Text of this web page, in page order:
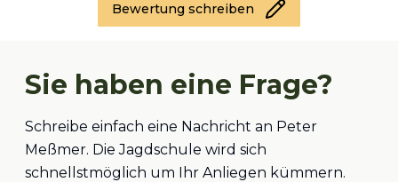
Bewertung schreiben
Sie haben eine Frage?
Schreibe einfach eine Nachricht an Peter
Meßmer. Die Jagdschule wird sich
schnellstmöglich um Ihr Anliegen kümmern.